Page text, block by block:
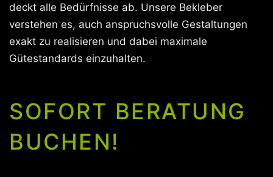
deckt alle Bedürfnisse ab. Unsere Bekleber
verstehen es, auch anspruchsvolle Gestaltungen
exakt zu realisieren und dabei maximale
Gütestandards einzuhalten.
SOFORT BERATUNG
BUCHEN!